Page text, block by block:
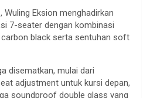
Wuling Eksion menghadirkan
7-seater dengan kombinasi
black serta sentuhan soft
disematkan, mulai dari
adjustment untuk kursi depan,
soundproof double glass yang